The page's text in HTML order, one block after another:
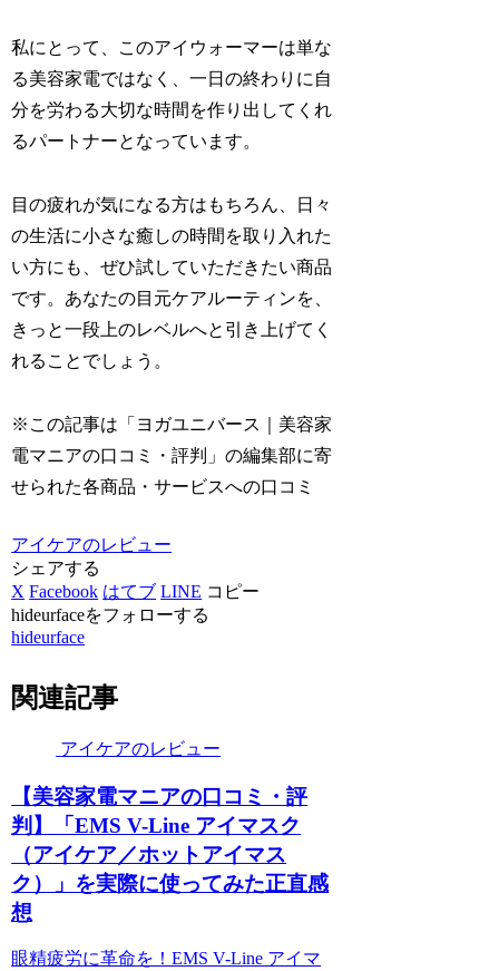
私にとって、このアイウォーマーは単な
る美容家電ではなく、一日の終わりに自
分を労わる大切な時間を作り出してくれ
るパートナーとなっています。
目の疲れが気になる方はもちろん、日々
の生活に小さな癒しの時間を取り入れた
い方にも、ぜひ試していただきたい商品
です。あなたの目元ケアルーティンを、
きっと一段上のレベルへと引き上げてく
れることでしょう。
※この記事は「ヨガユニバース｜美容家
電マニアの口コミ・評判」の編集部に寄
せられた各商品・サービスへの口コミ
アイケアのレビュー
シェアする
X Facebook はてブ LINE コピー
hideurfaceをフォローする
hideurface
関連記事
アイケアのレビュー
【美容家電マニアの口コミ・評
判】「EMS V-Line アイマスク
（アイケア／ホットアイマス
ク）」を実際に使ってみた正直感
想
眼精疲労に革命を！EMS V-Line アイマ